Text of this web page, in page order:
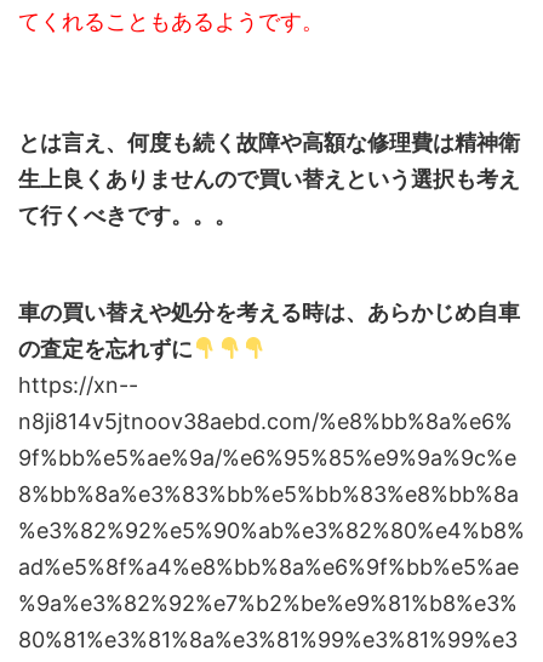
てくれることもあるようです。
とは言え、何度も続く故障や高額な修理費は精神衛
生上良くありませんので買い替えという選択も考え
て行くべきです。。。
車の買い替えや処分を考える時は、あらかじめ自車
の査定を忘れずに
https://xn--
n8ji814v5jtnoov38aebd.com/%e8%bb%8a%e6%
9f%bb%e5%ae%9a/%e6%95%85%e9%9a%9c%e
8%bb%8a%e3%83%bb%e5%bb%83%e8%bb%8a
%e3%82%92%e5%90%ab%e3%82%80%e4%b8%
ad%e5%8f%a4%e8%bb%8a%e6%9f%bb%e5%ae
%9a%e3%82%92%e7%b2%be%e9%81%b8%e3%
80%81%e3%81%8a%e3%81%99%e3%81%99%e3